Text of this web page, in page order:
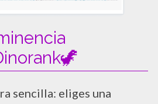
sencilla: eliges una